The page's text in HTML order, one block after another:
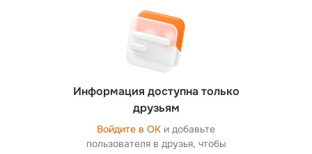
Информация доступна только
друзьям
Войдите в ОК и добавьте
пользователя в друзья, чтобы